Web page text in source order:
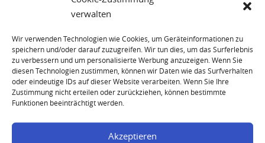
verwalten
Wir verwenden Technologien wie Cookies, um Geräteinformationen zu
speichern und/oder darauf zuzugreifen. Wir tun dies, um das Surferlebnis
zu verbessern und um personalisierte Werbung anzuzeigen. Wenn Sie
diesen Technologien zustimmen, können wir Daten wie das Surfverhalten
oder eindeutige IDs auf dieser Website verarbeiten. Wenn Sie Ihre
Zustimmung nicht erteilen oder zurückziehen, können bestimmte
Funktionen beeinträchtigt werden.
Akzeptieren
Kweichow Moutai (25)
Rum (23)
Whisky (83)